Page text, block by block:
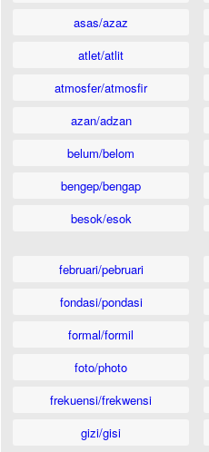
asas/azaz
atlet/atlit
atmosfer/atmosfir
azan/adzan
belum/belom
bengep/bengap
besok/esok
februari/pebruari
fondasi/pondasi
formal/formil
foto/photo
frekuensi/frekwensi
gizi/gisi